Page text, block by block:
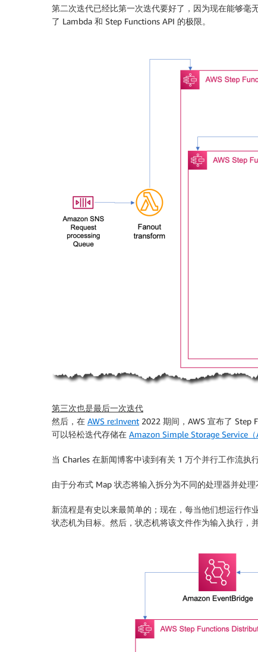
第二次迭代已经比第一次迭代要好了，因为现在能够毫
了 Lambda 和 Step Functions API 的极限。
第三次也是最后一次迭代
然后，在 AWS re:Invent 2022 期间，AWS 宣布了 Step
可以轻松迭代存储在 Amazon Simple Storage Service（
当 Charles 在新闻博客中读到有关 1 万个并行工作流执
由于分布式 Map 状态将输入拆分为不同的处理器并处
新流程是有史以来最简单的；现在，每当他们想运行
状态机为目标。然后，状态机将该文件作为输入执行，